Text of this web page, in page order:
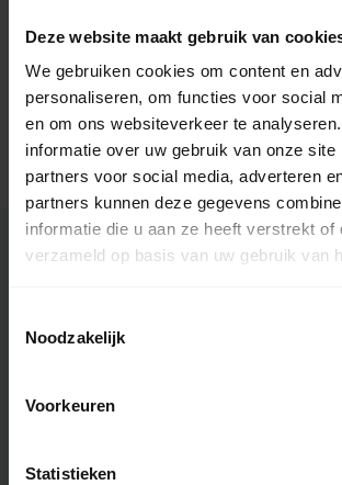
Deze website maakt gebruik van
We gebruiken cookies om content en
personaliseren, om functies voor social
en om ons websiteverkeer te
informatie over uw gebruik van onze site
partners voor social media, adverteren
partners kunnen deze gegevens
informatie die u aan ze heeft verstrekt of
verzameld op basis van uw gebruik van
Noodzakelijk
Voorkeuren
Statistieken
Copy
Somfy Amy
Klebeband
Auf Lager
EAN Code